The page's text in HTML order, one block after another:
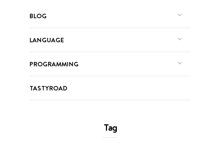
BLOG
LANGUAGE
PROGRAMMING
TASTYROAD
Tag